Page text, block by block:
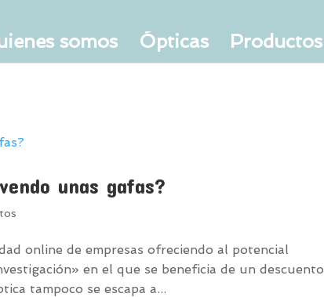
somos Ópticas Productos
unas gafas?
online de empresas ofreciendo al potencial
en el que se beneficia de un descuento
tampoco se escapa a...